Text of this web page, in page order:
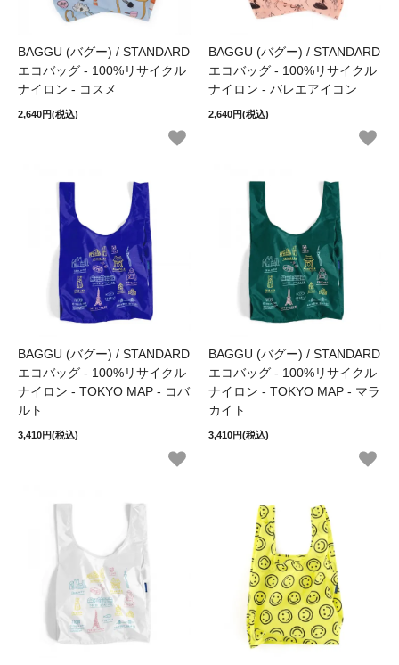
BAGGU (バグー) / STANDARD
エコバッグ - 100%リサイクル
ナイロン - コスメ
2,640円(税込)
BAGGU (バグー) / STANDARD
エコバッグ - 100%リサイクル
ナイロン - バレエアイコン
2,640円(税込)
BAGGU (バグー) / STANDARD
エコバッグ - 100%リサイクル
ナイロン - TOKYO MAP - コバ
ルト
3,410円(税込)
BAGGU (バグー) / STANDARD
エコバッグ - 100%リサイクル
ナイロン - TOKYO MAP - マラ
カイト
3,410円(税込)